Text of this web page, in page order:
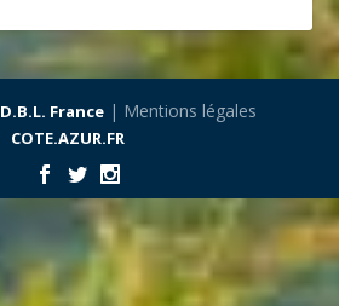
D.B.L. France| Mentions légales
COTE.AZUR.FR